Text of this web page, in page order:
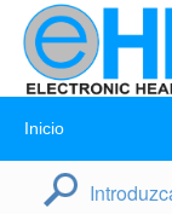
Inicio